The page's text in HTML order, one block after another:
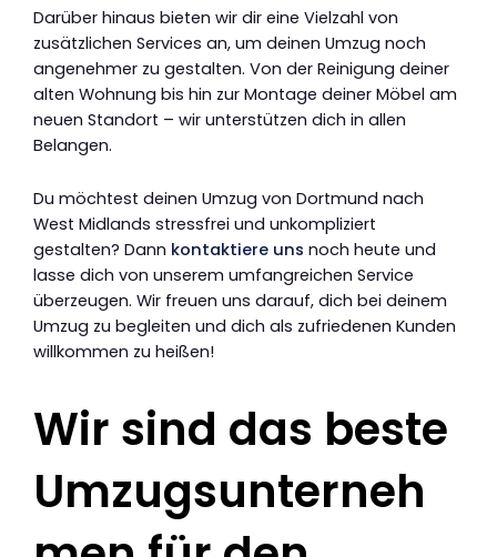
Darüber hinaus bieten wir dir eine Vielzahl von
zusätzlichen Services an, um deinen Umzug noch
angenehmer zu gestalten. Von der Reinigung deiner
alten Wohnung bis hin zur Montage deiner Möbel am
neuen Standort – wir unterstützen dich in allen
Belangen.
Du möchtest deinen Umzug von Dortmund nach
West Midlands stressfrei und unkompliziert
gestalten? Dann kontaktiere uns noch heute und
lasse dich von unserem umfangreichen Service
überzeugen. Wir freuen uns darauf, dich bei deinem
Umzug zu begleiten und dich als zufriedenen Kunden
willkommen zu heißen!
Wir sind das beste
Umzugsunterneh